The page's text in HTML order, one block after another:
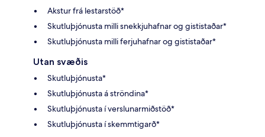
Akstur frá lestarstöð*
Skutluþjónusta milli snekkjuhafnar og gististaðar*
Skutluþjónusta milli ferjuhafnar og gististaðar*
Utan svæðis
Skutluþjónusta*
Skutluþjónusta á ströndina*
Skutluþjónusta í verslunarmiðstöð*
Skutluþjónusta í skemmtigarð*